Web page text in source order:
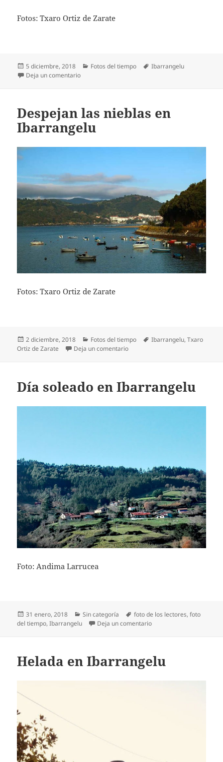
Fotos: Txaro Ortiz de Zarate
Publicado
el
5 diciembre, 2018 Categorías
Fotos del tiempo Etiquetas
Ibarrangelu
Deja un comentarioen Soleado en Laida en Ibarrangelu
Despejan las nieblas en
Ibarrangelu
Fotos: Txaro Ortiz de Zarate
Publicado
el
2 diciembre, 2018 Categorías
Fotos del tiempo Etiquetas
Ibarrangelu,Txaro
Ortiz de Zarate
Deja un comentarioen Despejan las nieblas en
Día soleado en Ibarrangelu
Foto: Andima Larrucea
Publicado
el
31 enero, 2018 Categorías
Sin categoría Etiquetas
foto de los lectores,foto
del tiempo,Ibarrangelu Deja un comentarioen Día soleado en
Helada en Ibarrangelu